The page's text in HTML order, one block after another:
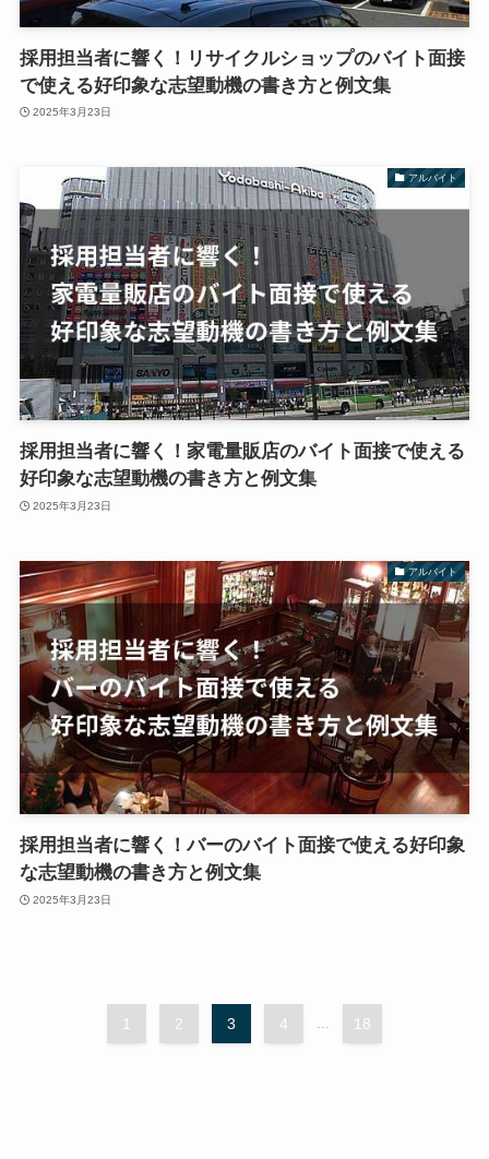
採用担当者に響く！リサイクルショップのバイト面接
で使える好印象な志望動機の書き方と例文集
2025年3月23日
アルバイト
採用担当者に響く！家電量販店のバイト面接で使える
好印象な志望動機の書き方と例文集
2025年3月23日
アルバイト
採用担当者に響く！バーのバイト面接で使える好印象
な志望動機の書き方と例文集
2025年3月23日
1 2 3 4 ... 18